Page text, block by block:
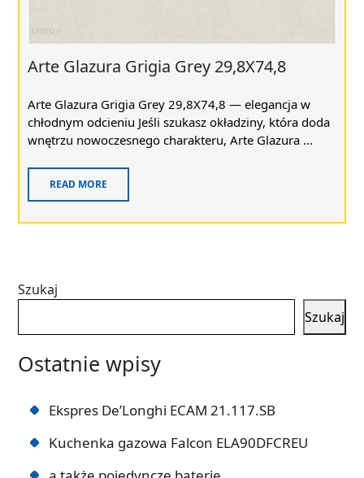
Arte Glazura Grigia Grey 29,8X74,8
Arte Glazura Grigia Grey 29,8X74,8 — elegancja w
chłodnym odcieniu Jeśli szukasz okładziny, która doda
wnętrzu nowoczesnego charakteru, Arte Glazura ...
READ MORE
Szukaj
Szukaj
Ostatnie wpisy
Ekspres De’Longhi ECAM 21.117.SB
Kuchenka gazowa Falcon ELA90DFCREU